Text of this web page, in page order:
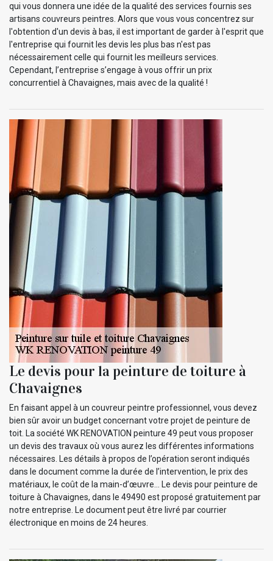
qui vous donnera une idée de la qualité des services fournis ses
artisans couvreurs peintres. Alors que vous vous concentrez sur
l'obtention d'un devis à bas, il est important de garder à l'esprit que
l'entreprise qui fournit les devis les plus bas n'est pas
nécessairement celle qui fournit les meilleurs services.
Cependant, l’entreprise s’engage à vous offrir un prix
concurrentiel à Chavaignes, mais avec de la qualité !
Le devis pour la peinture de toiture à
Chavaignes
En faisant appel à un couvreur peintre professionnel, vous devez
bien sûr avoir un budget concernant votre projet de peinture de
toit. La société WK RENOVATION peinture 49 peut vous proposer
un devis des travaux où vous aurez les différentes informations
nécessaires. Les détails à propos de l’opération seront indiqués
dans le document comme la durée de l’intervention, le prix des
matériaux, le coût de la main-d’œuvre… Le devis pour peinture de
toiture à Chavaignes, dans le 49490 est proposé gratuitement par
notre entreprise. Le document peut être livré par courrier
électronique en moins de 24 heures.